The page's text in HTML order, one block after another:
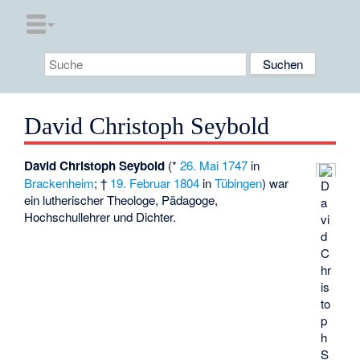
David Christoph Seybold
D
a
vi
d
C
hr
is
to
p
h
S
David Christoph Seybold (*26. Mai 1747 in
Brackenheim; † 19. Februar 1804 inTübingen) war
ein lutherischer Theologe, Pädagoge,
Hochschullehrer und Dichter.